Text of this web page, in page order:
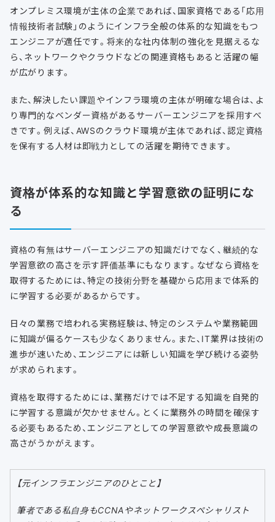
オンプレミス環境が主体の企業であれば、国家資格である「応用
情報技術者試験」のようにインフラ全般の体系的な知識をもつ
エンジニアが適任です。将来的な社内体制の強化を見据えるな
ら、ネットワークやクラウドなどの関連資格もあると活躍の幅
が広がります。
また、解決したい課題やインフラ環境の主体が明確な場合は、よ
り専門的なベンダー資格があるサーバーエンジニアを採用すべ
きです。例えば、AWSのクラウド環境が主体であれば、認定資格
を保有する人材は即戦力としての活躍を期待できます。
資格が体系的な知識と学習意欲の証明にな
る
資格の有無はサーバーエンジニアの知識だけでなく、継続的な
学習意欲の高さを示す評価基準にもなります。なぜなら資格を
取得するためには、特定の技術分野を基礎から応用まで体系的
に学習する必要があるからです。
日々の業務で培われる実務経験は、特定のシステムや業務範囲
に知識が偏るケースも少なくありません。また、IT業界は技術の
進歩が速いため、エンジニアには新しい知識を学び続ける姿勢
が求められます。
資格を取得するためには、業務だけでは不足する知識を自発的
に学習する意識が欠かせません。とくに業務外の時間を確保す
る必要もあるため、エンジニアとしての学習意欲や成長意識の
高さがうかがえます。
【元インフラエンジニアのひとこと】
筆者である私自身もCCNAやネットワークスペシャリスト